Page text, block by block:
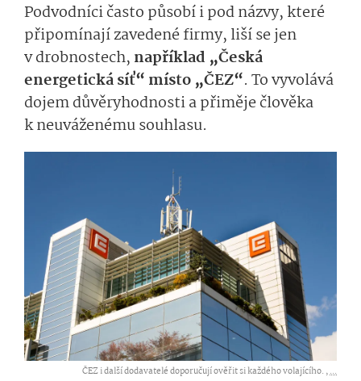
Podvodníci často působí i pod názvy, které
připomínají zavedené firmy, liší se jen
v drobnostech, například „Česká
energetická síť“ místo „ČEZ“. To vyvolává
dojem důvěryhodnosti a přiměje člověka
k neuváženému souhlasu.
ČEZ i další dodavatelé doporučují ověřit si každého volajícího. ,...